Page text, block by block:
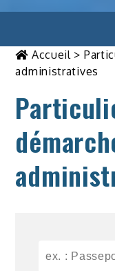
Accueil>
administratives